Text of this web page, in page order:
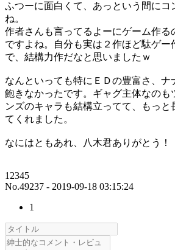
ふつーに面白くて、あっという間にコ
ね。
作者さんも言ってるよーにゲーム作る
ですよね。自分も実は２作ほど駄ゲー
で、結構力作だなと思いましたｗ
なんといっても特にＥＤの豊富さ、ナ
飽きなかったです。ギャグ主体なのも
ンズのキャラも結構立ってて、もっ
てくれました。
なにはともあれ、八木君ありがとう！
12345
No.49237 - 2019-09-18 03:15:24
1